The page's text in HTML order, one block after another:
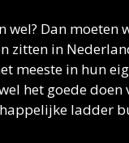
wel? Dan moeten
zitten in
meeste in hun
het goede
ladder